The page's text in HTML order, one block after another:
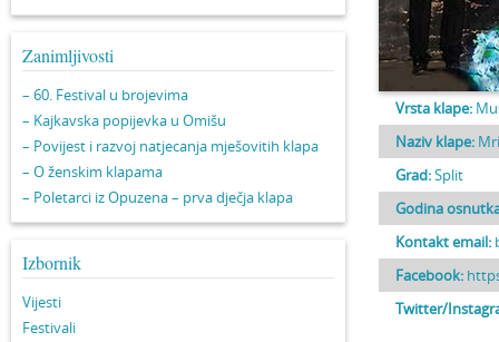
Zanimljivosti
– 60. Festival u brojevima
– Kajkavska popijevka u Omišu
– Povijest i razvoj natjecanja mješovitih klapa
– O ženskim klapama
– Poletarci iz Opuzena – prva dječja klapa
Izbornik
Vijesti
Festivali
Vrsta klape:
Naziv klape:
Grad:Split
Godina
Kontakt email:
Facebook:
Twitter/